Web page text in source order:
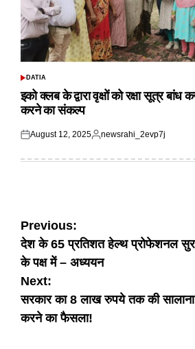
POSTED
DATIA
इको क्लब के द्वारा वृक्षों को रक्षा सूत्र बांध
करने का संकल्प
Posted
August 12, 2025
Posted
newsrahi_2evp7j
Post
navigation
Previous:
देश के 65 प्रतिशत हेल्थ प्रोफेशनल
के पक्ष में – अध्ययन
Next:
सरकार का 8 लाख रुपये तक की
करने का फैसला!